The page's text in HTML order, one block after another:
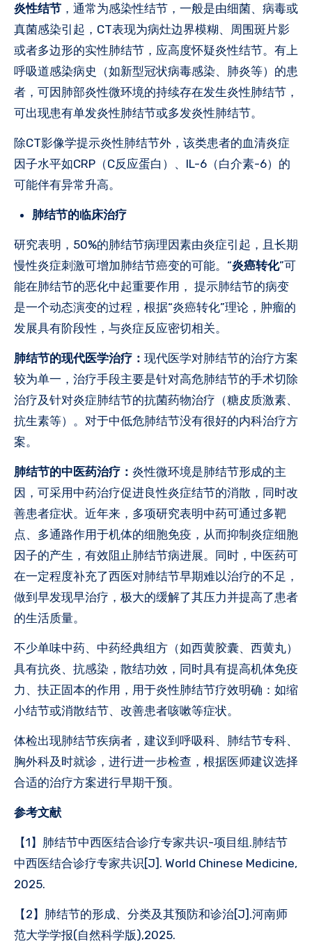
炎性结节 ，通常为感染性结节，一般是由细菌、病毒或
真菌感染引起，CT表现为病灶边界模糊、周围斑片影
或者多边形的实性肺结节，应高度怀疑炎性结节。有上
呼吸道感染病史（如新型冠状病毒感染、肺炎等）的患
者，可因肺部炎性微环境的持续存在发生炎性肺结节，
可出现患有单发炎性肺结节或多发炎性肺结节。
除CT影像学提示炎性肺结节外，该类患者的血清炎症
因子水平如CRP（C反应蛋白）、IL-6（白介素-6）的
可能伴有异常升高。
肺结节的临床治疗
研究表明，50%的肺结节病理因素由炎症引起，且长期
慢性炎症刺激可增加肺结节癌变的可能。“炎癌转化”可
能在肺结节的恶化中起重要作用， 提示肺结节的病变
是一个动态演变的过程，根据“炎癌转化”理论，肿瘤的
发展具有阶段性，与炎症反应密切相关。
肺结节的现代医学治疗： 现代医学对肺结节的治疗方案
较为单一，治疗手段主要是针对高危肺结节的手术切除
治疗及针对炎症肺结节的抗菌药物治疗（糖皮质激素、
抗生素等）。对于中低危肺结节没有很好的内科治疗方
案。
肺结节的中医药治疗： 炎性微环境是肺结节形成的主
因，可采用中药治疗促进良性炎症结节的消散，同时改
善患者症状。近年来，多项研究表明中药可通过多靶
点、多通路作用于机体的细胞免疫，从而抑制炎症细胞
因子的产生，有效阻止肺结节病进展。同时，中医药可
在一定程度补充了西医对肺结节早期难以治疗的不足，
做到早发现早治疗，极大的缓解了其压力并提高了患者
的生活质量。
不少单味中药、中药经典组方（如西黄胶囊、西黄丸）
具有抗炎、抗感染，散结功效，同时具有提高机体免疫
力、扶正固本的作用，用于炎性肺结节疗效明确：如缩
小结节或消散结节、改善患者咳嗽等症状。
体检出现肺结节疾病者，建议到呼吸科、肺结节专科、
胸外科及时就诊，进行进一步检查，根据医师建议选择
合适的治疗方案进行早期干预。
参考文献
【1】肺结节中西医结合诊疗专家共识-项目组.肺结节
中西医结合诊疗专家共识[J]. World Chinese Medicine,
2025.
【2】肺结节的形成、分类及其预防和诊治[J].河南师
范大学学报(自然科学版),2025.